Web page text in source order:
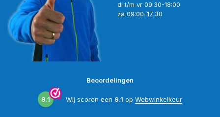
di t/m vr 09:30-18:00
za 09:00-17:30
Beoordelingen
9.1 Wij scoren een 9.1 op Webwinkelkeur